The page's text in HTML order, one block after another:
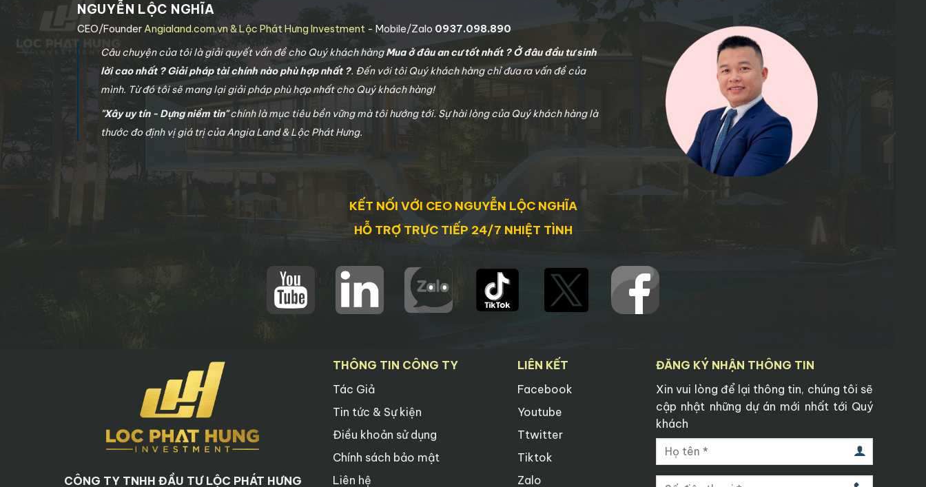
NGUYỄN LỘC NGHĨA
CEO/FounderAngialand.com.vn & Lộc Phát Hưng Investment - Mobile/Zalo 0937.098.890
Câu chuyện của tôi là giải quyết vấn đề cho Quý khách hàngMua ở đâu an cư tốt nhất ? Ở đâu đầu tư sinh
lời cao nhất ? Giải pháp tài chính nào phù hợp nhất ?. Đến với tôi Quý khách hàng chỉ đưa ra vấn đề của
mình. Từ đó tôi sẽ mang lại giải pháp phù hợp nhất cho Quý khách hàng!
"Xây uy tín - Dựng niềm tin"chính là mục tiêu bền vững mà tôi hướng tới. Sự hài lòng của Quý khách hàng là
thước đo định vị giá trị của Angia Land & Lộc Phát Hưng.
KẾT NỐI VỚI CEO NGUYỄN LỘC NGHĨA
HỖ TRỢ TRỰC TIẾP 24/7 NHIỆT TÌNH
CÔNG TY TNHH ĐẦU TƯ LỘC PHÁT HƯNG
THÔNG TIN CÔNG TY
Tác Giả
Tin tức & Sự kiện
Điều khoản sử dụng
Chính sách bảo mật
Liên hệ
LIÊN KẾT
Facebook
Youtube
Ttwitter
Tiktok
Zalo
ĐĂNG KÝ NHẬN THÔNG TIN
Xin vui lòng để lại thông tin, chúng tôi sẽ
cập nhật những dự án mới nhất tới Quý
khách